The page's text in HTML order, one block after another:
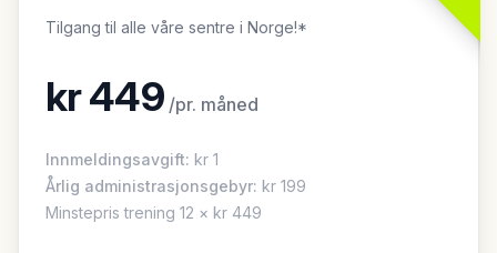
Tilgang til alle våre sentre i Norge!*
kr449 /pr. måned
Innmeldingsavgift: kr 1
Årlig administrasjonsgebyr: kr 199
Minstepris trening 12 × kr 449